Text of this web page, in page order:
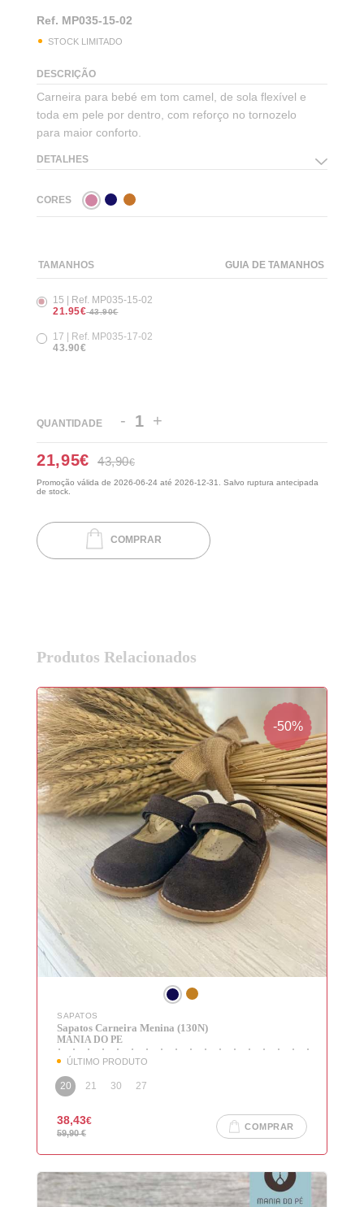
Login
OU
Ref. MP035-15-02
STOCK LIMITADO
DESCRIÇÃO
Carneira para bebé em tom camel, de sola flexível e
toda em pele por dentro, com reforço no tornozelo
para maior conforto.
DETALHES
CORES
TAMANHOS GUIA DE TAMANHOS
15 | Ref. MP035-15-02
21.95€43.90€
17 | Ref. MP035-17-02
43.90€
QUANTIDADE - +
21,95€ 43,90€
Promoção válida de 2026-06-24 até 2026-12-31. Salvo ruptura antecipada
de stock.
COMPRAR
Produtos Relacionados
-50%
SAPATOS
Sapatos Carneira Menina (130N)
MANIA DO PE
ÚLTIMO PRODUTO
20 21 30 27
38,43€
59,90€
COMPRAR